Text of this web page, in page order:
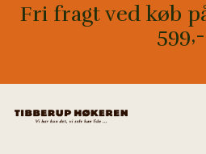
Fri fragt ved køb
599,-